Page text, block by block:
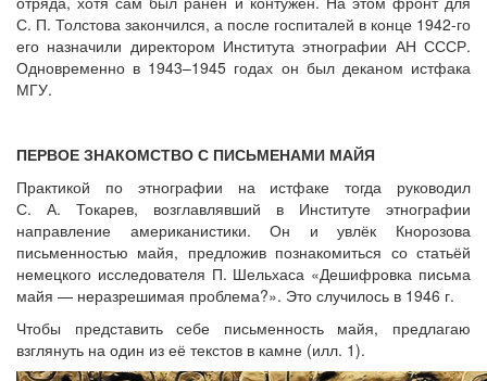
С. П. Толстова закончился, а после госпиталей в конце 1942-го
его назначили директором Института этнографии АН СССР.
Одновременно в 1943–1945 годах он был деканом истфака
МГУ.
ПЕРВОЕ ЗНАКОМСТВО С ПИСЬМЕНАМИ МАЙЯ
Практикой по этнографии на истфаке тогда руководил
С. А. Токарев, возглавлявший в Институте этнографии
направление американистики. Он и увлёк Кнорозова
письменностью майя, предложив познакомиться со статьёй
немецкого исследователя П. Шельхаса «Дешифровка письма
майя — неразрешимая проблема?». Это случилось в 1946 г.
Чтобы представить себе письменность майя, предлагаю
взглянуть на один из её текстов в камне (илл. 1).